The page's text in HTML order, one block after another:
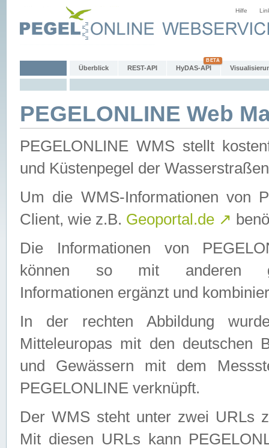
Hilfe
Überblick REST-API HyDAS-API
PEGELONLINE Web
PEGELONLINE WMS stellt
und Küstenpegel der
Um die WMS-Informationen von
Client, wie z.B. Geoportal.de ↗
Die Informationen von
können so mit anderen
Informationen ergänzt und
In der rechten Abbildung
Mitteleuropas mit den deutschen
und Gewässern mit dem
PEGELONLINE verknüpft.
Der WMS steht unter zwei URLs
Mit diesen URLs kann